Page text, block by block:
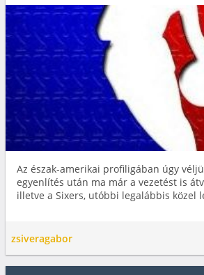
Az észak-amerikai profiligában úgy
egyenlítés után ma már a vezetést is
illetve a Sixers, utóbbi legalábbis közel
zsiveragabor